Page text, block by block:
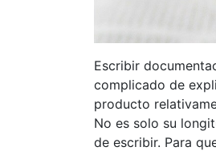
Escribir
complicado de
producto
No es solo su
de escribir. Para